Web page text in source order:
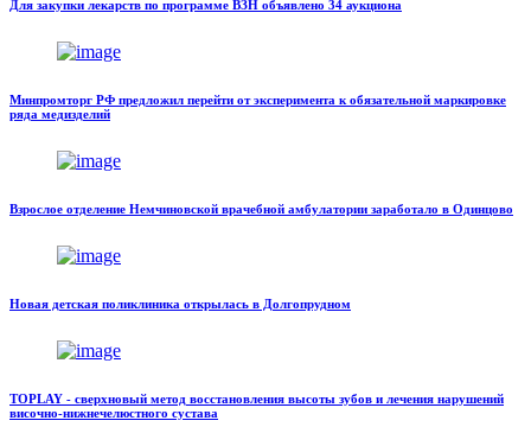
Для закупки лекарств по программе ВЗН объявлено 34 аукциона
Минпромторг РФ предложил перейти от эксперимента к обязательной маркировке
ряда медизделий
Взрослое отделение Немчиновской врачебной амбулатории заработало в Одинцово
Новая детская поликлиника открылась в Долгопрудном
TOPLAY - сверхновый метод восстановления высоты зубов и лечения нарушений
височно-нижнечелюстного сустава